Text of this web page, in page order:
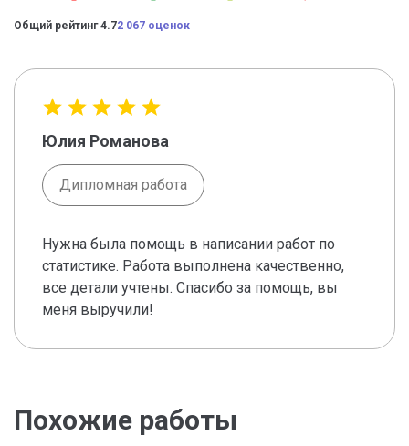
Общий рейтинг 4.72 067 оценок
Юлия Романова
Дипломная работа
Нужна была помощь в написании работ по
статистике. Работа выполнена качественно,
все детали учтены. Спасибо за помощь, вы
меня выручили!
Похожие работы